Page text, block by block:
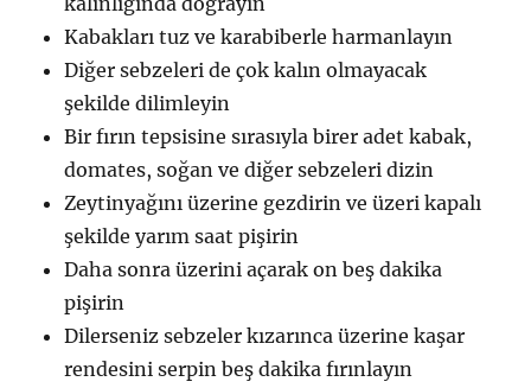
Kabakları tuz ve karabiberle harmanlayın
Diğer sebzeleri de çok kalın olmayacak
şekilde dilimleyin
Bir fırın tepsisine sırasıyla birer adet kabak,
domates, soğan ve diğer sebzeleri dizin
Zeytinyağını üzerine gezdirin ve üzeri kapalı
şekilde yarım saat pişirin
Daha sonra üzerini açarak on beş dakika
pişirin
Dilerseniz sebzeler kızarınca üzerine kaşar
rendesini serpin beş dakika fırınlayın